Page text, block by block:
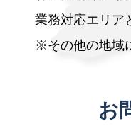
業務対応エリア
※その他の地域
お